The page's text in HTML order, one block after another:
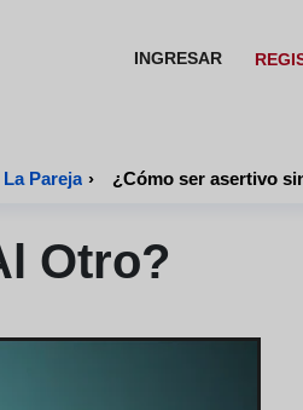
INGRESAR
Pareja › ¿Cómo ser asertivo
Otro?